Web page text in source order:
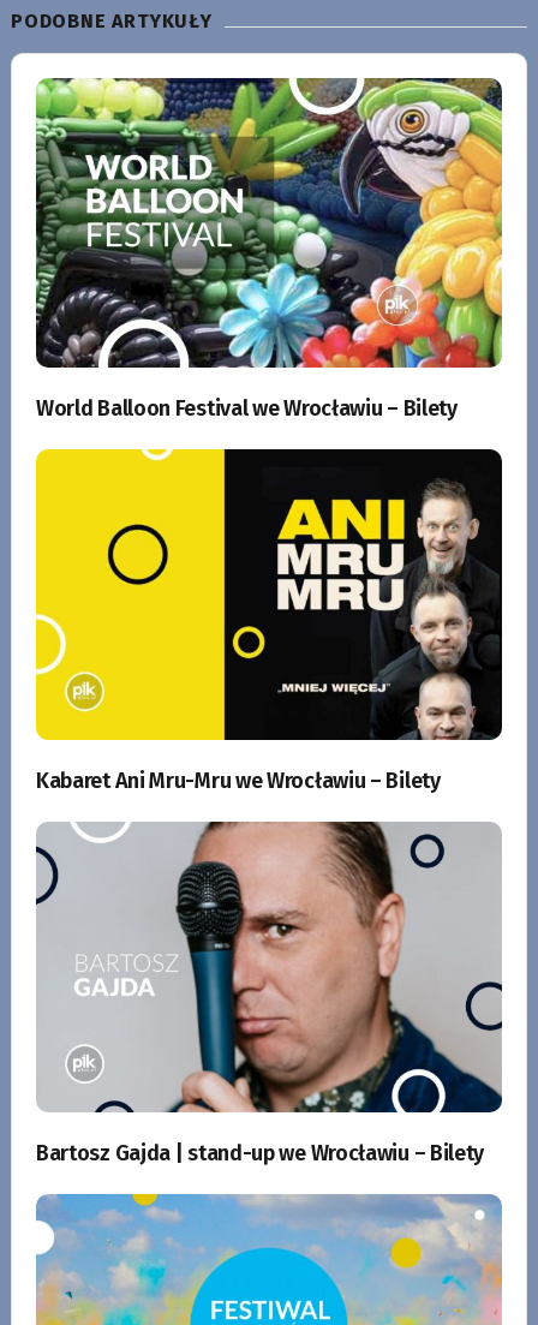
PODOBNE ARTYKUŁY
World Balloon Festival we Wrocławiu – Bilety
Kabaret Ani Mru-Mru we Wrocławiu – Bilety
Bartosz Gajda | stand-up we Wrocławiu – Bilety